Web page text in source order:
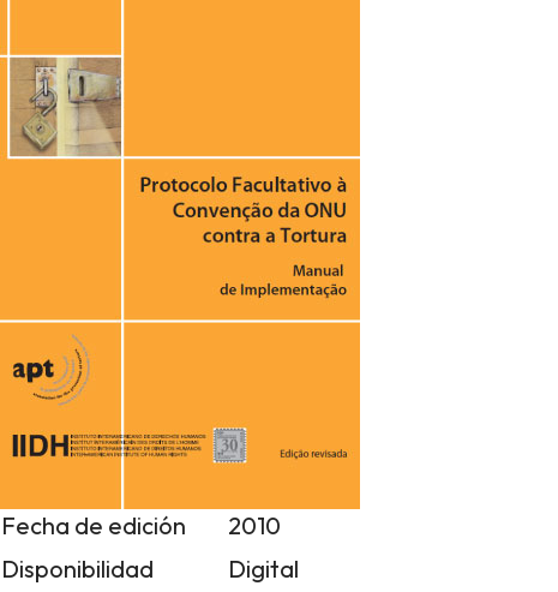
Fecha de edición
2010
Disponibilidad
Digital